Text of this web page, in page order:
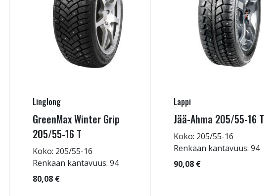
Linglong
GreenMax Winter Grip
205/55-16 T
Koko: 205/55-16
Renkaan kantavuus: 94
80,08 €
Lappi
Jää-Ahma 205/55-16 T
Koko: 205/55-16
Renkaan kantavuus: 94
90,08 €